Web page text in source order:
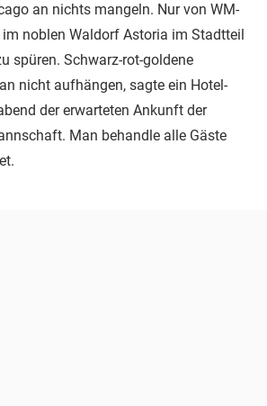
an nichts mangeln. Nur von WM-
noblen Waldorf Astoria im Stadtteil
spüren. Schwarz-rot-goldene
nicht aufhängen, sagte ein Hotel-
der erwarteten Ankunft der
Man behandle alle Gäste